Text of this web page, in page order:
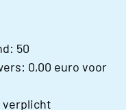
50
0,00 euro voor
verplicht